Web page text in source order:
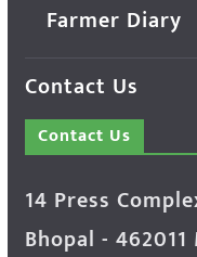
Farmer Diary
Contact Us
Contact Us
14 Press
Bhopal -